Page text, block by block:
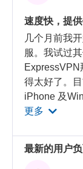
速度快，提
几个月前我
服。我试过
得太好了。
iPhone 及
更多
最新的用户